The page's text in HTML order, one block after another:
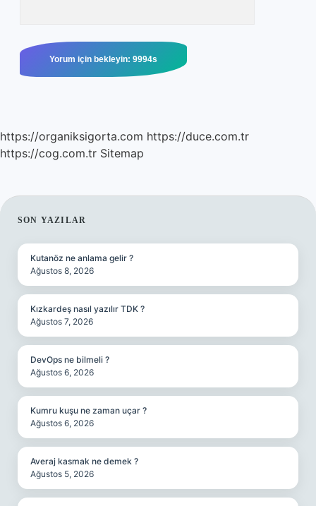
https://organiksigorta.com https://duce.com.tr
https://cog.com.tr Sitemap
SIDEBAR
SON YAZILAR
Kutanöz ne anlama gelir ?
Ağustos 8, 2026
Kızkardeş nasıl yazılır TDK ?
Ağustos 7, 2026
DevOps ne bilmeli ?
Ağustos 6, 2026
Kumru kuşu ne zaman uçar ?
Ağustos 6, 2026
Averaj kasmak ne demek ?
Ağustos 5, 2026